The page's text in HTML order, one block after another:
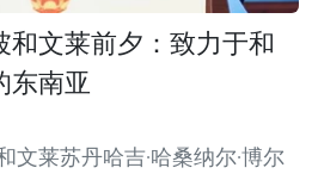
文莱前夕：致力于和
东南亚
文莱苏丹哈吉·哈桑纳尔·博尔